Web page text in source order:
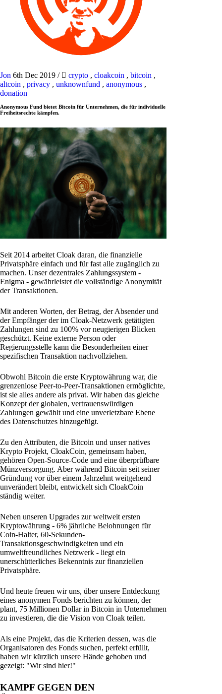
Jon 6th Dec 2019 / crypto , cloakcoin , bitcoin ,
altcoin , privacy , unknownfund , anonymous ,
donation
Anonymous Fund bietet Bitcoin für Unternehmen, die für individuelle
Freiheitsrechte kämpfen.
Seit 2014 arbeitet Cloak daran, die finanzielle
Privatsphäre einfach und für fast alle zugänglich zu
machen. Unser dezentrales Zahlungssystem -
Enigma - gewährleistet die vollständige Anonymität
der Transaktionen.
Mit anderen Worten, der Betrag, der Absender und
der Empfänger der im Cloak-Netzwerk getätigten
Zahlungen sind zu 100% vor neugierigen Blicken
geschützt. Keine externe Person oder
Regierungsstelle kann die Besonderheiten einer
spezifischen Transaktion nachvollziehen.
Obwohl Bitcoin die erste Kryptowährung war, die
grenzenlose Peer-to-Peer-Transaktionen ermöglichte,
ist sie alles andere als privat. Wir haben das gleiche
Konzept der globalen, vertrauenswürdigen
Zahlungen gewählt und eine unverletzbare Ebene
des Datenschutzes hinzugefügt.
Zu den Attributen, die Bitcoin und unser natives
Krypto Projekt, CloakCoin, gemeinsam haben,
gehören Open-Source-Code und eine überprüfbare
Münzversorgung. Aber während Bitcoin seit seiner
Gründung vor über einem Jahrzehnt weitgehend
unverändert bleibt, entwickelt sich CloakCoin
ständig weiter.
Neben unseren Upgrades zur weltweit ersten
Kryptowährung - 6% jährliche Belohnungen für
Coin-Halter, 60-Sekunden-
Transaktionsgeschwindigkeiten und ein
umweltfreundliches Netzwerk - liegt ein
unerschütterliches Bekenntnis zur finanziellen
Privatsphäre.
Und heute freuen wir uns, über unsere Entdeckung
eines anonymen Fonds berichten zu können, der
plant, 75 Millionen Dollar in Bitcoin in Unternehmen
zu investieren, die die Vision von Cloak teilen.
Als eine Projekt, das die Kriterien dessen, was die
Organisatoren des Fonds suchen, perfekt erfüllt,
haben wir kürzlich unsere Hände gehoben und
gezeigt: "Wir sind hier!"
KAMPF GEGEN DEN